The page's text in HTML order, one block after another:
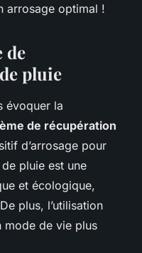
arrosage optimal !
de
pluie
évoquer la
de récupération
d’arrosage pour
pluie est une
et écologique,
plus, l’utilisation
mode de vie plus